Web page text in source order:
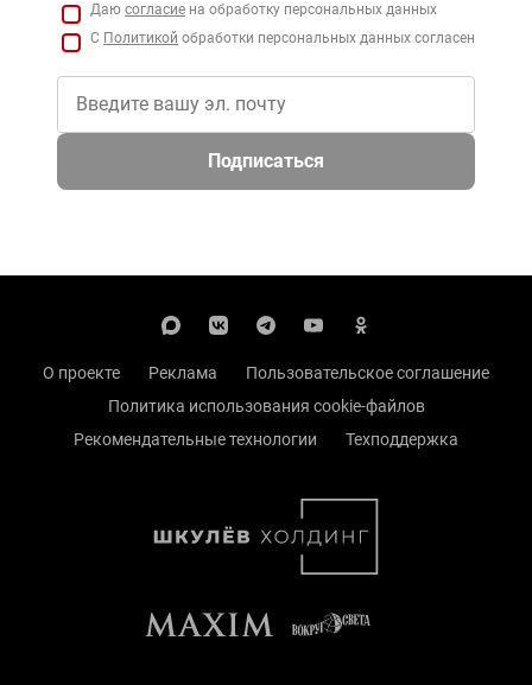
Даю согласие на обработку персональных данных
С Политикой обработки персональных данных согласен
Подписаться
О проекте Реклама
Пользовательское соглашение
Политика использования cookie-файлов
Рекомендательные технологии
Техподдержка